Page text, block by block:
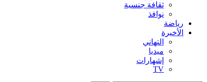
ثقافة جنسية
نوافذ
رياضة
الأخيرة
التهاني
ميديا
إشهارات
TV